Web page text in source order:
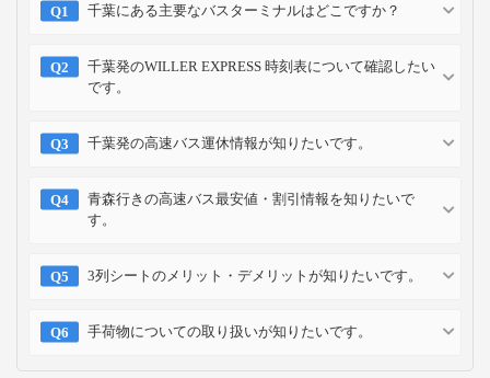
千葉にある主要なバスターミナルはどこですか？
千葉発のWILLER EXPRESS 時刻表について確認したい
です。
千葉発の高速バス運休情報が知りたいです。
青森行きの高速バス最安値・割引情報を知りたいで
す。
3列シートのメリット・デメリットが知りたいです。
手荷物についての取り扱いが知りたいです。